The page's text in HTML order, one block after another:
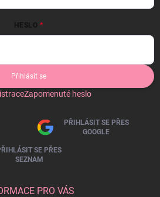
HESLO
Přihlásit se
Zapomenuté heslo
PŘIHLÁSIT SE PŘES
GOOGLE
SE PŘES
SEZNAM
PRO VÁS